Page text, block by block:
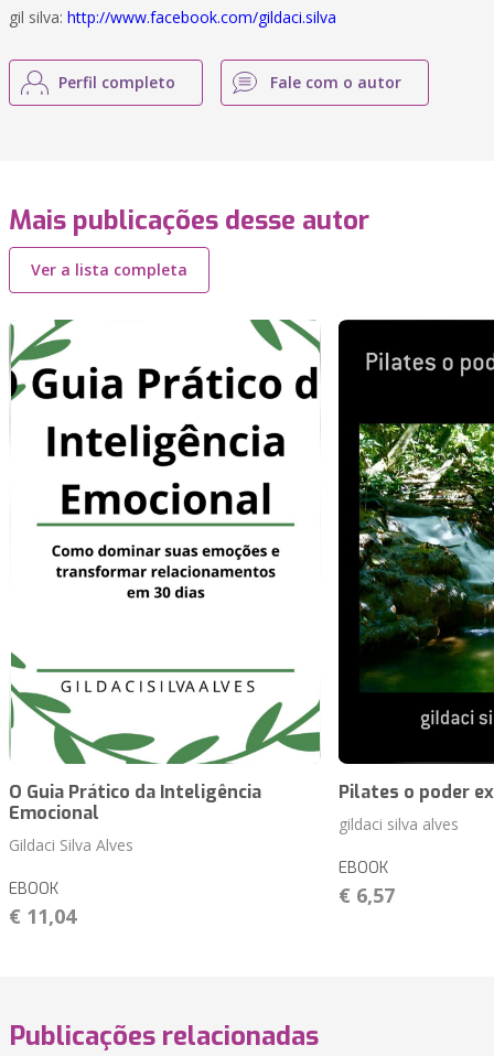
gil silva: http://www.facebook.com/gildaci.silva
Perfil completo Fale com o autor
Mais publicações desse autor
Ver a lista completa
O Guia Prático da Inteligência
Emocional
Gildaci Silva Alves
EBOOK
€ 11,04
Pilates o poder
gildaci silva alves
EBOOK
€ 6,57
Publicações relacionadas